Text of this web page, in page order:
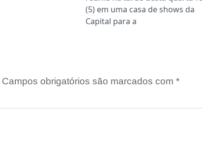
(5) em uma casa de shows da
Capital para a
Campos obrigatórios são marcados com *